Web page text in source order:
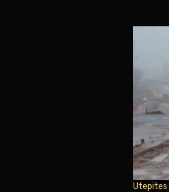
Utepites